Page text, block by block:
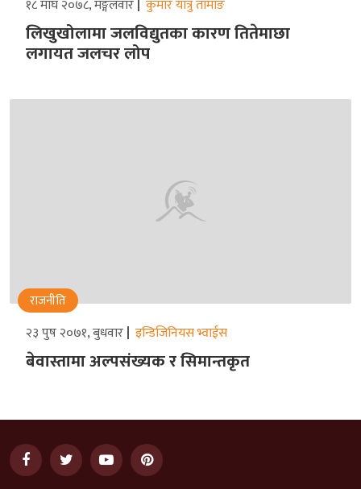
१८ माघ २०७८, मङ्गलवार कुमार यात्रु तामाङ
लिखुखोलामा जलविद्युतका कारण तितेमाछा
लगायत जलचर लोप
राजनीति
२३ पुष २०७१, बुधवार इन्डिजिनियस भ्वाईस
बेवास्तामा अल्पसंख्यक र सिमान्तकृत